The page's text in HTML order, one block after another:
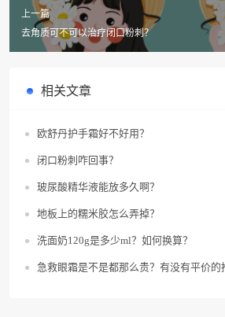
上一篇
去角质可不可以治疗闭口粉刺？
相关文章
欧舒丹护手霜好不好用？
闭口粉刺咋回事？
玻尿酸精华液能放多久啊？
地板上的糯米胶怎么弄掉？
洗面奶120g是多少ml？如何换算？
急救眼霜是不是都那么贵？有没有平价的